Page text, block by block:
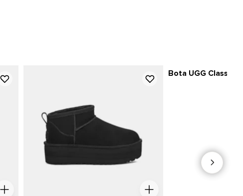
Bota UGG Classic